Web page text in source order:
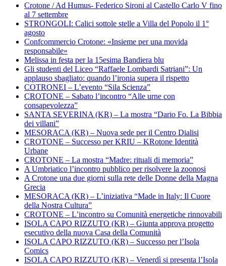
Crotone / Ad Humus- Federico Sironi al Castello Carlo V fino
al 7 settembre
STRONGOLI: Calici sottole stelle a Villa del Popolo il 1°
agosto
Confcommercio Crotone: «Insieme per una movida
responsabile»
Melissa in festa per la 15esima Bandiera blu
Gli studenti del Liceo “Raffaele Lombardi Satriani”: Un
applauso sbagliato: quando l’ironia supera il rispetto
COTRONEI – L’evento “Sila Scienza”
CROTONE – Sabato l’incontro “Alle urne con
consapevolezza”
SANTA SEVERINA (KR) – La mostra “Dario Fo. La Bibbia
dei villani”
MESORACA (KR) – Nuova sede per il Centro Dialisi
CROTONE – Successo per KRIU – KRotone Identità
Urbane
CROTONE – La mostra “Madre: rituali di memoria”
A Umbriatico l’incontro pubblico per risolvere la zoonosi
A Crotone una due giorni sulla rete delle Donne della Magna
Grecia
MESORACA (KR) – L’iniziativa “Made in Italy: Il Cuore
della Nostra Cultura”
CROTONE – L’incontro su Comunità energetiche rinnovabili
ISOLA CAPO RIZZUTO (KR) – Giunta approva progetto
esecutivo della nuova Casa della Comunità
ISOLA CAPO RIZZUTO (KR) – Successo per l’Isola
Comics
ISOLA CAPO RIZZUTO (KR) – Venerdì si presenta l’Isola